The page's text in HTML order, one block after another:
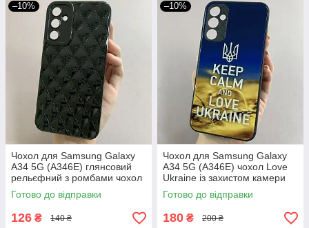
–10%
Чохол для Samsung Galaxy
A34 5G (A346E) глянсовий
рельєфний з ромбами чохол
на самсунг а34 5г чорний f0k
Готово до відправки
126 ₴ 140 ₴
–10%
Чохол для Samsung Galaxy
A34 5G (A346E) чохол Love
Ukraine із захистом камери
на самсунг а34 5г чорний q7k
Готово до відправки
180 ₴ 200 ₴